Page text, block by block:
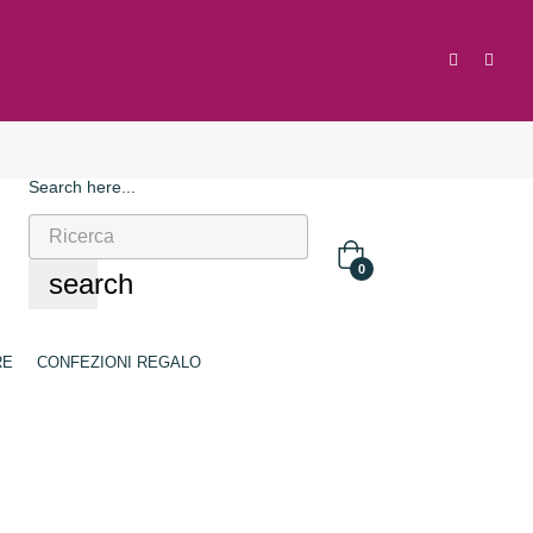
Search here...
search 0
CONFEZIONI REGALO